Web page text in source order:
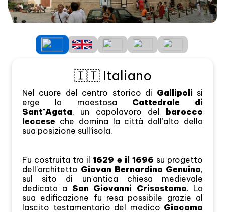
🇮🇹 Italiano
Nel cuore del centro storico di Gallipoli si
erge la maestosa Cattedrale di
Sant’Agata, un capolavoro del
barocco
leccese che domina la città dall’alto della
sua posizione sull’isola.
Fu costruita tra il1629 e il 1696 su progetto
dell’architetto Giovan Bernardino Genuino,
sul sito di un'antica chiesa medievale
dedicata a San Giovanni Crisostomo. La
sua edificazione fu resa possibile grazie al
lascito testamentario del medico Giacomo